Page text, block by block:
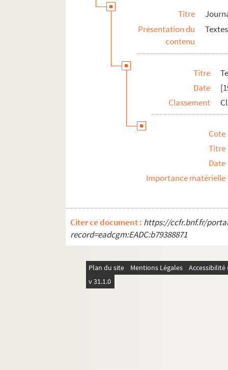
Titre
Présentation du
contenu
Titre
Date
Classement
Cote
Titre
Date
Importance matérielle
Citer ce document : https://ccfr.bnf.fr/
record=eadcgm:EADC:b79388871
Plan du site Mentions Légales
v 31.1.0